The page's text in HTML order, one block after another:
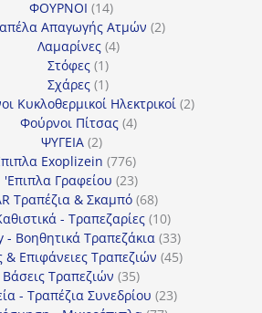
ΦΟΥΡΝΟΙ 1414
προϊόντα
Απαγωγής Ατμών 22
Λαμαρίνες 44
Στόφες 11
προϊόν
Σχάρες 11
προϊόν
Κυκλοθερμικοί Ηλεκτρικοί 22
Φούρνοι Πίτσας 44
ΨΥΓΕΙΑ 22
προϊόντα
Exoplizein 776776
προϊόντα
'Επιπλα Γραφείου 2323
προϊόντα
Τραπέζια & Σκαμπό 6868
προϊόντα
- Τραπεζαρίες 1010
προϊόντα
- Βοηθητικά Τραπεζάκια 3333
προϊόντα
& Επιφάνειες Τραπεζιών 4545
Βάσεις Τραπεζιών 3535
προϊόντα
- Τραπέζια Συνεδρίου 2323